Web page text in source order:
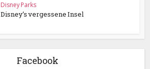
Disney Parks
Disney’s vergessene Insel
Facebook